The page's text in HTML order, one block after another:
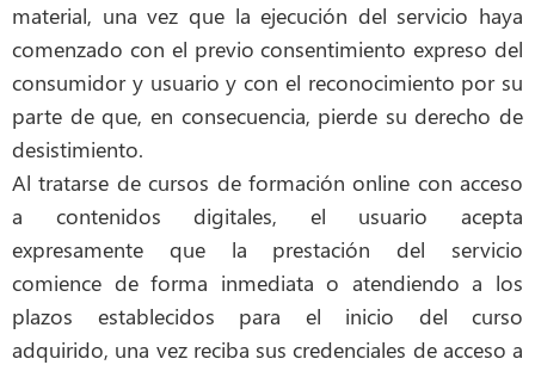
material, una vez que la ejecución del servicio haya
comenzado con el previo consentimiento expreso del
consumidor y usuario y con el reconocimiento por su
parte de que, en consecuencia, pierde su derecho de
desistimiento.
Al tratarse de cursos de formación online con acceso
a contenidos digitales, el usuario acepta
expresamente que la prestación del servicio
comience de forma inmediata o atendiendo a los
plazos establecidos para el inicio del curso
adquirido, una vez reciba sus credenciales de acceso a